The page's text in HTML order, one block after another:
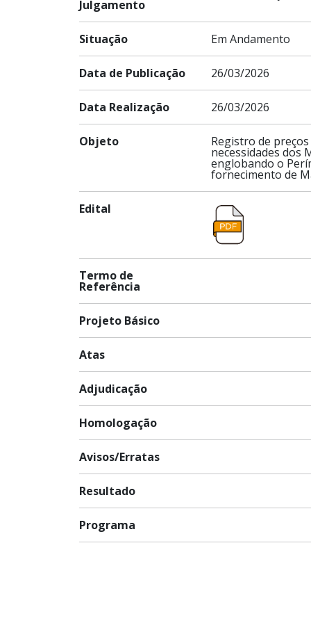
Julgamento
Situação Em Andamento
Data de Publicação 26/03/2026
Data Realização 26/03/2026
Objeto Registro de
necessidades dos
englobando o
fornecimento de
Edital
Termo de
Referência
Projeto Básico
Atas
Adjudicação
Homologação
Avisos/Erratas
Resultado
Programa